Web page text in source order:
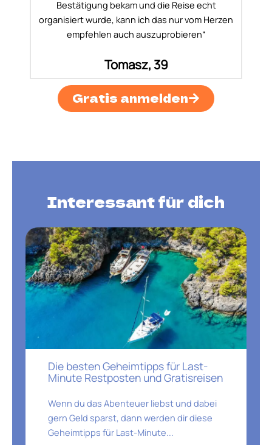
Bestätigung bekam und die Reise echt
organisiert wurde, kann ich das nur vom Herzen
empfehlen auch auszuprobieren“
Tomasz, 39
Gratis anmelden
Interessant für dich
Die besten Geheimtipps für Last-
Minute Restposten und Gratisreisen
Wenn du das Abenteuer liebst und dabei
gern Geld sparst, dann werden dir diese
Geheimtipps für Last-Minute...